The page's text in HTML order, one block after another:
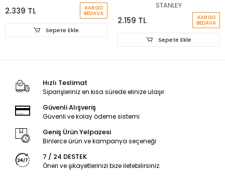
2.339 TL KARGO
BEDAVA
Sepete Ekle
STANLEY
2.159 TL KARGO
BEDAVA
Sepete Ekle
Hızlı Teslimat
Siparişleriniz en kısa sürede elinize ulaşır.
Güvenli Alışveriş
Güvenli ve kolay ödeme sistemi
Geniş Ürün Yelpazesi
Binlerce ürün ve kampanya seçeneği
7 / 24 DESTEK
Öneri ve şikayetlerinizi bize iletebilirsiniz.